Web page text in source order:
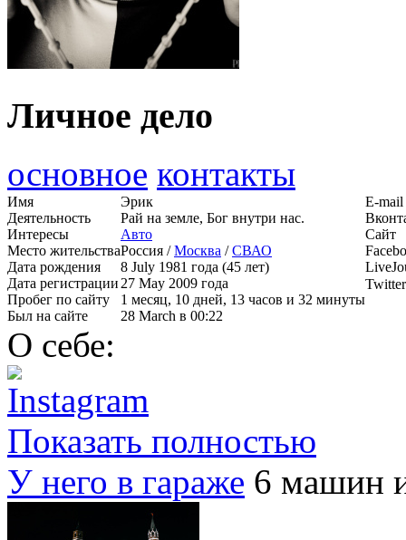
Личное дело
основное контакты
Имя
Эрик
Деятельность
Рай на земле, Бог внутри нас.
Интересы
Авто
Место жительстваРоссия /Москва /СВАО
Дата рождения
8 July 1981 года (45 лет)
Дата регистрации27 May 2009 года
Пробег по сайту
1 месяц, 10 дней, 13 часов и 32 минуты
Был на сайте
28 March в 00:22
E-mail
Сайт
Twitter
О себе:
Показать полностью
У него в гараже 6 машин